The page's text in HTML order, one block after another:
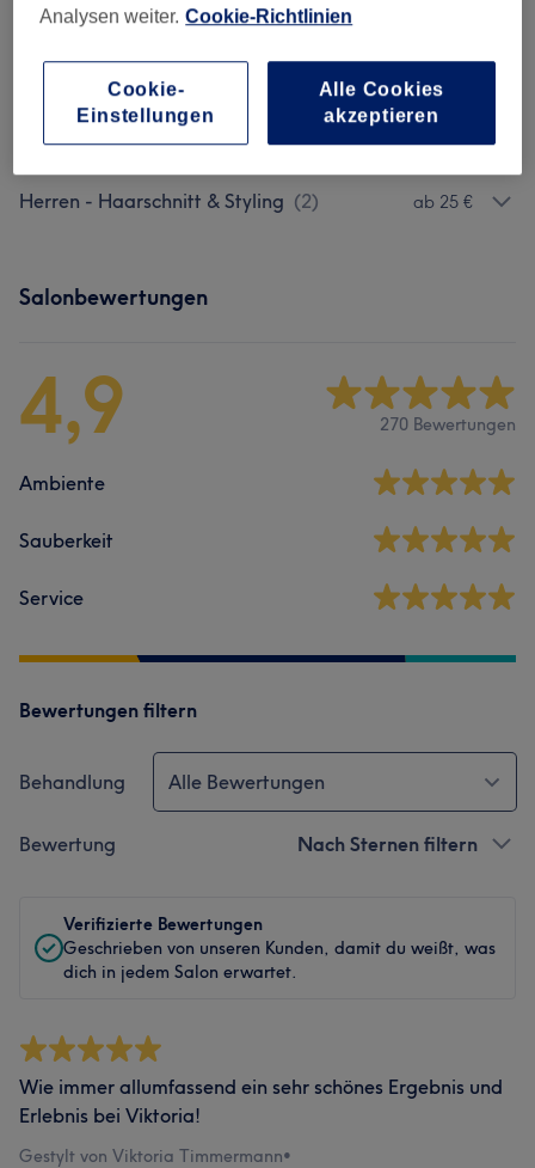
Damen - Farbe & Tönung (4)
Damen-Glossing (1 ab 50 €
Haarpflege (2) ab 15 €
Herren - Haarschnitt & Styling (2) ab 25 €
Salonbewertungen
4,9 270 Bewertungen
Ambiente
Sauberkeit
Service
Bewertungen filtern
Behandlung Alle Bewertungen
Bewertung Nach Sternen filtern
Verifizierte Bewertungen
Geschrieben von unseren Kunden, damit du weißt, was
dich in jedem Salon erwartet.
Wie immer allumfassend ein sehr schönes Ergebnis und
Erlebnis bei Viktoria!
Gestylt von Viktoria Timmermann•
Analysen weiter. Cookie-Richtlinien
Cookie-
Einstellungen
Alle Cookies
akzeptieren